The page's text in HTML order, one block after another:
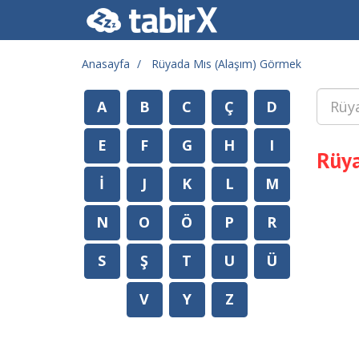
Anasayfa Rüyada Mıs (Alaşım) Görmek
A B C Ç
D
E
F G H
I
İ
J K L
M
N
O Ö P
R
S
Ş T U
Ü
V
Y Z